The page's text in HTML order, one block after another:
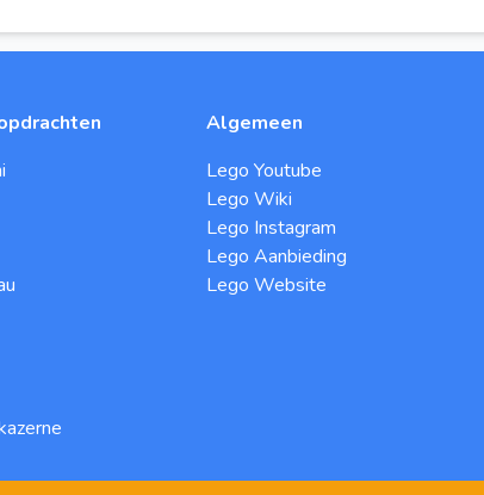
Algemeen
Lego Youtube
Lego Wiki
Lego Instagram
Lego Aanbieding
Lego Website